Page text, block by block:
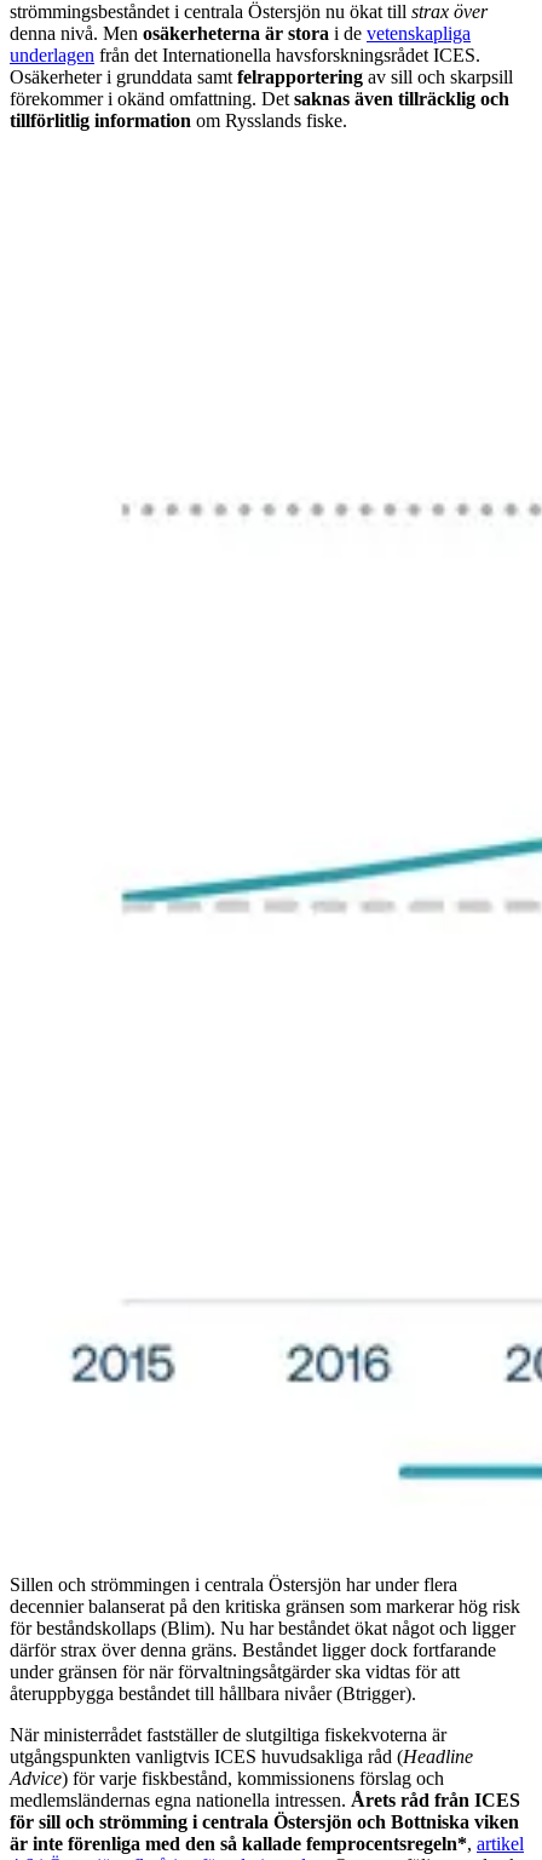
strömmingsbeståndet i centrala Östersjön nu ökat till strax över
denna nivå. Men osäkerheterna är stora i de vetenskapliga
underlagen från det Internationella havsforskningsrådet ICES.
Osäkerheter i grunddata samt felrapportering av sill och skarpsill
förekommer i okänd omfattning. Det saknas även tillräcklig och
tillförlitlig information om Rysslands fiske.
Sillen och strömmingen i centrala Östersjön har under flera
decennier balanserat på den kritiska gränsen som markerar hög risk
för beståndskollaps (Blim). Nu har beståndet ökat något och ligger
därför strax över denna gräns. Beståndet ligger dock fortfarande
under gränsen för när förvaltningsåtgärder ska vidtas för att
återuppbygga beståndet till hållbara nivåer (Btrigger).
När ministerrådet fastställer de slutgiltiga fiskekvoterna är
utgångspunkten vanligtvis ICES huvudsakliga råd (Headline
Advice) för varje fiskbestånd, kommissionens förslag och
medlemsländernas egna nationella intressen. Årets råd från ICES
för sill och strömming i centrala Östersjön och Bottniska viken
är inte förenliga med den så kallade femprocentsregeln*, artikel